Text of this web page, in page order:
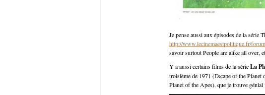
Je pense aussi aux épisodes de la série
http://www.lecinemaestpolitique.fr/
savoir surtout People are alike all over,
Y a aussi certains films de la sérieLa
troisième de 1971 (Escape of the
Planet of the Apes), que je trouve génial